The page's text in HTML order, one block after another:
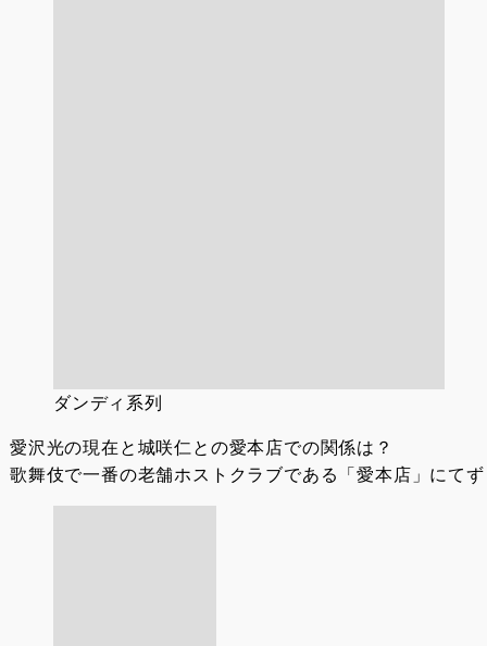
ダンディ系列
愛沢光の現在と城咲仁との愛本店での関係は？
歌舞伎で一番の老舗ホストクラブである「愛本店」にて